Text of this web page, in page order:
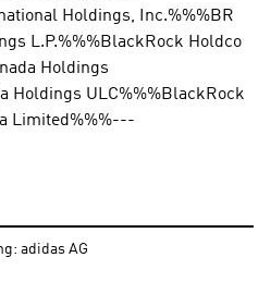
Holdings, Inc.%%%BR
L.P.%%%BlackRock Holdco
Holdings
Holdings ULC%%%BlackRock
Limited%%%---
adidas AG